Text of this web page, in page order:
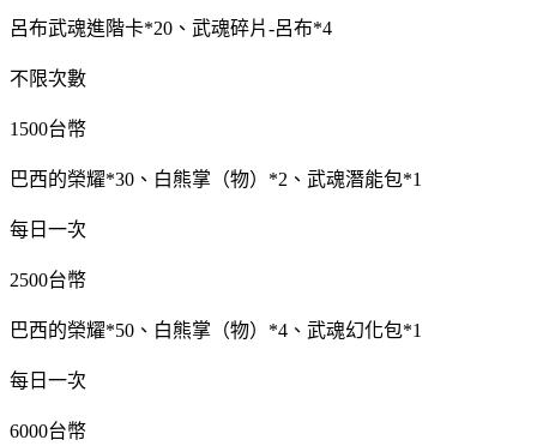
呂布武魂進階卡*20、武魂碎片-呂布*4
不限次數
1500台幣
巴西的榮耀*30、白熊掌（物）*2、武魂潛能包*1
每日一次
2500台幣
巴西的榮耀*50、白熊掌（物）*4、武魂幻化包*1
每日一次
6000台幣